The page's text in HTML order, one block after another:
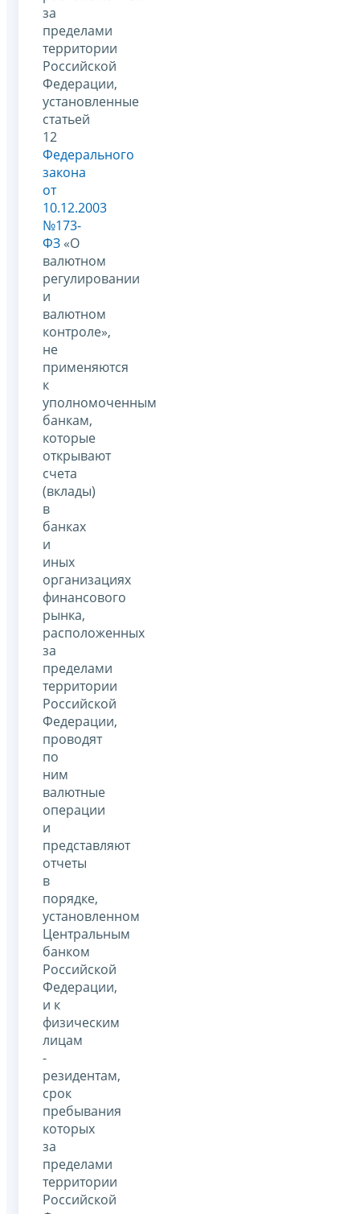
за
пределами
территории
Российской
Федерации,
установленные
статьей
12
Федерального
закона
от
10.12.2003
№173-
ФЗ «О
валютном
регулировании
и
валютном
контроле»,
не
применяются
к
уполномоченным
банкам,
которые
открывают
счета
(вклады)
в
банках
и
иных
организациях
финансового
рынка,
расположенных
за
пределами
территории
Российской
Федерации,
проводят
по
ним
валютные
операции
и
представляют
отчеты
в
порядке,
установленном
Центральным
банком
Российской
Федерации,
и к
физическим
лицам
-
резидентам,
срок
пребывания
которых
за
пределами
территории
Российской